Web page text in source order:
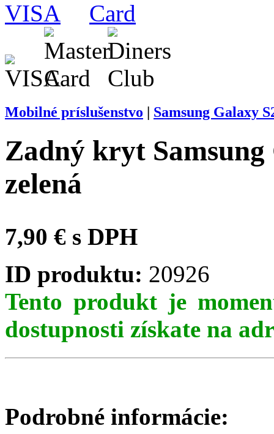
Mobilné príslušenstvo Samsung Galaxy
Zadný kryt
zelená
7,90 € s DPH
ID produktu: 20926
Tento produkt je
dostupnosti získate na
Podrobné informácie: